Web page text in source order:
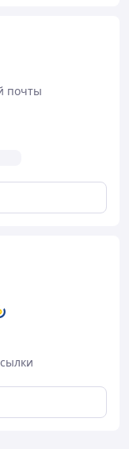
що в цій формі
почты